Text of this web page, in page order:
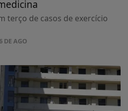
terço de casos de exercício
DE AGO